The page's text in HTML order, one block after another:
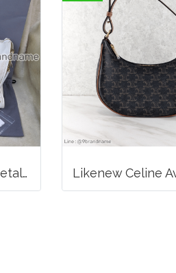
Balenciaga Classic Metallic Edge City Bag